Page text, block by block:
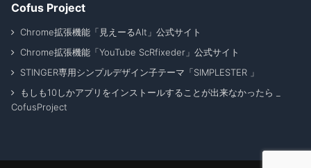
Cofus Project
Chrome拡張機能「見えーるAlt」公式サイト
Chrome拡張機能「YouTube ScRfixeder」公式サイト
STINGER専用シンプルデザイン子テーマ「SIMPLESTER 」
もしも10しかアプリをインストールすることが出来なかったら _
CofusProject